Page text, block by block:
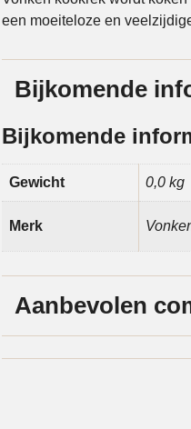
een moeiteloze en
Bijkomende
Bijkomende
Gewicht 0,0 kg
Merk
Aanbevolen